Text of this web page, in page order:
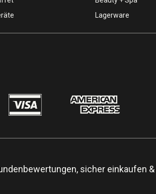
Lagerware
sicher einkaufen